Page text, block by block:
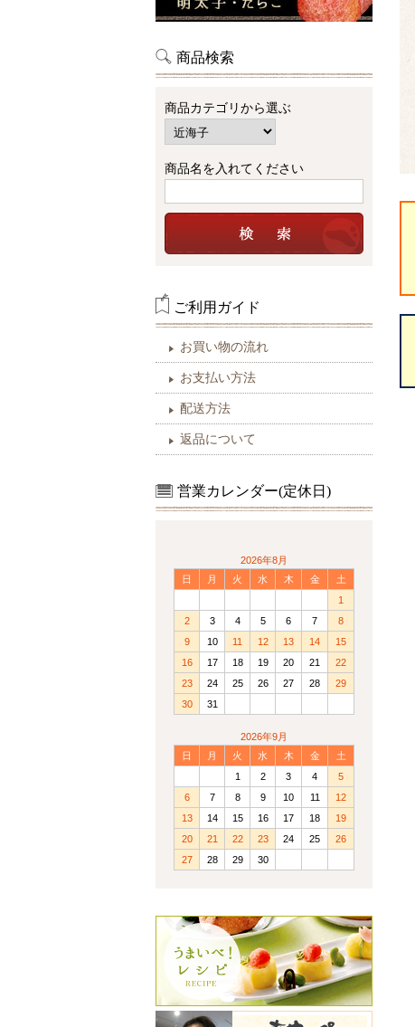
商品検索
商品カテゴリから選ぶ
商品名を入れてください
ご利用ガイド
お買い物の流れ
お支払い方法
配送方法
返品について
営業カレンダー(定休日)
2026年8月
日
月 火 水 木 金
土
1
2
3 4 5 6 7
8
9
10 11 12 13 14
15
16
17 18 19 20 21
22
23
24 25 26 27 28
29
30
31
2026年9月
日
月 火 水 木 金
土
1
2 3 4
5
6
7 8 9 10 11
12
13
14 15 16 17 18
19
20
21 22 23 24 25
26
27
28 29 30